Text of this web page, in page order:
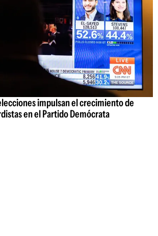
impulsan el crecimiento de
en el Partido Demócrata